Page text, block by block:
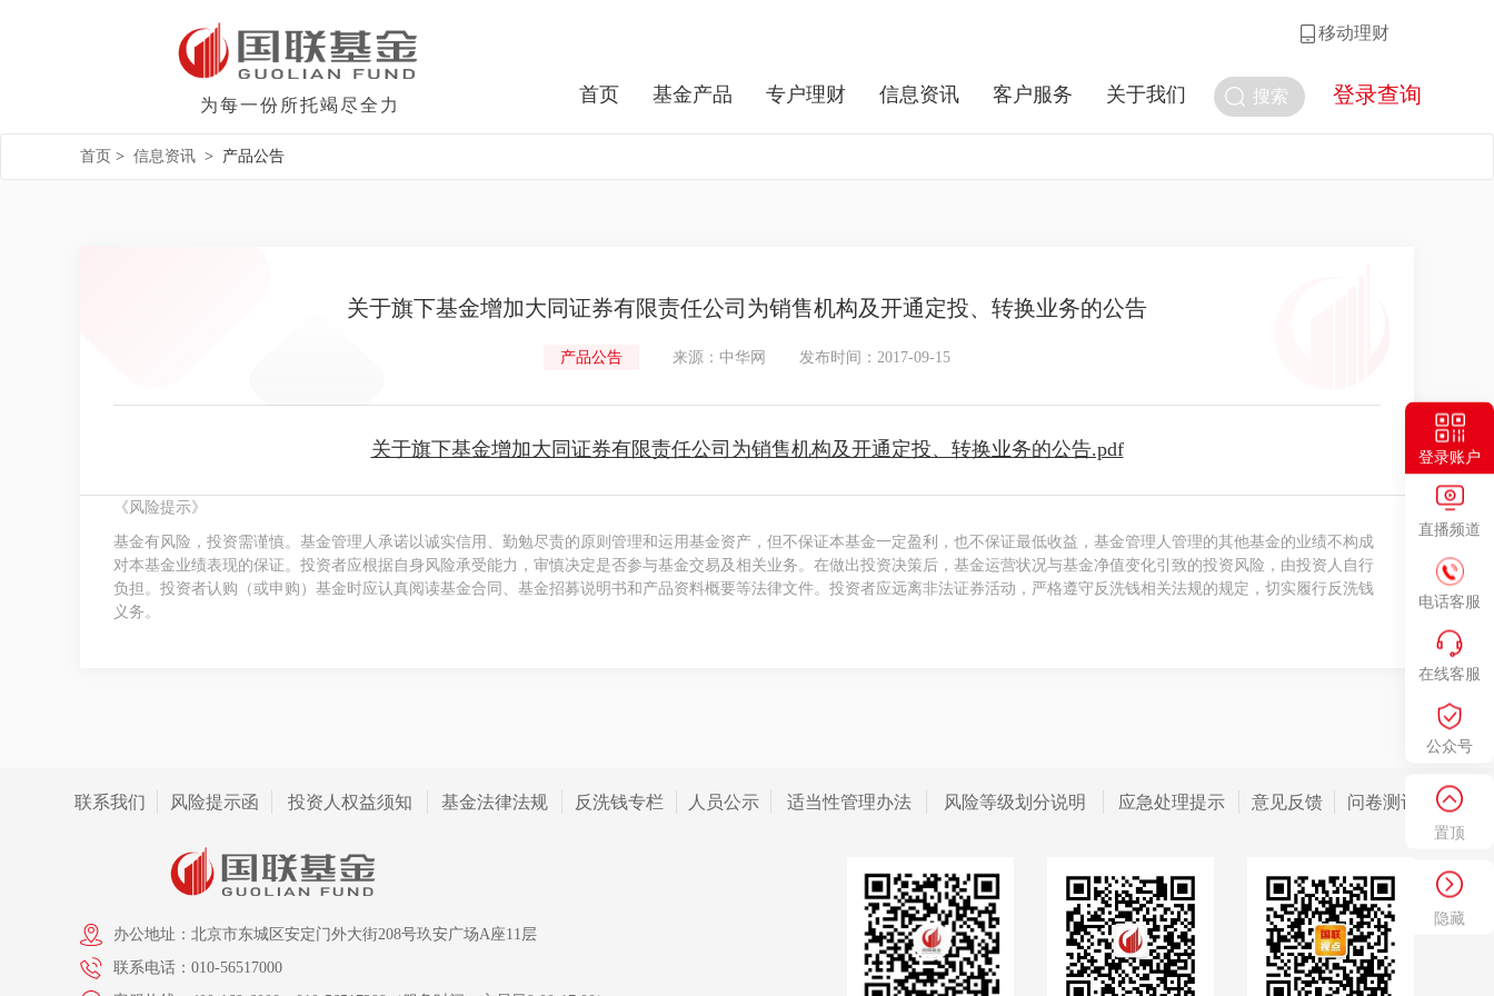
登录账户
直播频道
电话客服
在线客服
公众号
置顶
隐藏
移动理财
为每一份所托竭尽全力 搜索 登录查询
首页 基金产品 专户理财 信息资讯 客户服务 关于我们
首页 > 信息资讯 > 产品公告
关于旗下基金增加大同证券有限责任公司为销售机构及开通定投、转换业务的公告
产品公告 来源：中华网 发布时间：2017-09-15
关于旗下基金增加大同证券有限责任公司为销售机构及开通定投、转换业务的公告.pdf
《风险提示》
基金有风险，投资需谨慎。基金管理人承诺以诚实信用、勤勉尽责的原则管理和运用基金资产，但不保证本基金一定盈利，也不保证最低收益，基金管理人管理的其他基金的业绩不构成
对本基金业绩表现的保证。投资者应根据自身风险承受能力，审慎决定是否参与基金交易及相关业务。在做出投资决策后，基金运营状况与基金净值变化引致的投资风险，由投资人自行
负担。投资者认购（或申购）基金时应认真阅读基金合同、基金招募说明书和产品资料概要等法律文件。投资者应远离非法证券活动，严格遵守反洗钱相关法规的规定，切实履行反洗钱
义务。
联系我们 风险提示函 投资人权益须知 基金法律法规 反洗钱专栏 人员公示 适当性管理办法 风险等级划分说明 应急处理提示 意见反馈 问卷测评
办公地址：北京市东城区安定门外大街208号玖安广场A座11层
联系电话：010-56517000